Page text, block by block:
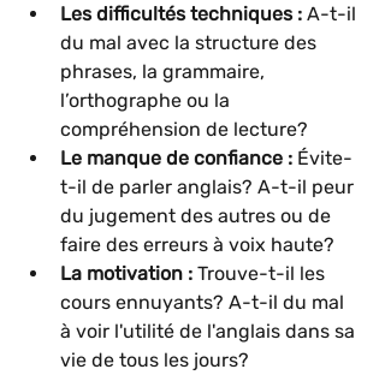
Les difficultés techniques : A-t-il
du mal avec la structure des
phrases, la grammaire,
l’orthographe ou la
compréhension de lecture?
Le manque de confiance : Évite-
t-il de parler anglais? A-t-il peur
du jugement des autres ou de
faire des erreurs à voix haute?
La motivation : Trouve-t-il les
cours ennuyants? A-t-il du mal
à voir l'utilité de l'anglais dans sa
vie de tous les jours?